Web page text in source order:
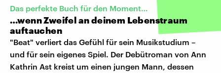
Das perfekte Buch für den Moment…
…wenn Zweifel an deinem Lebenstraum
auftauchen
"Beat" verliert das Gefühl für sein Musikstudium –
und für sein eigenes Spiel. Der Debütroman von Ann
Kathrin Ast kreist um einen jungen Mann, dessen